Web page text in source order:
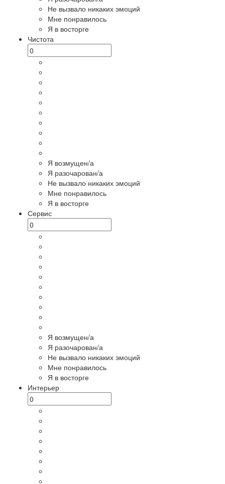
Не вызвало никаких эмоций
Мне понравилось
Я в восторге
Чистота
Я возмущен/а
Я разочарован/а
Не вызвало никаких эмоций
Мне понравилось
Я в восторге
Сервис
Я возмущен/а
Я разочарован/а
Не вызвало никаких эмоций
Мне понравилось
Я в восторге
Интерьер